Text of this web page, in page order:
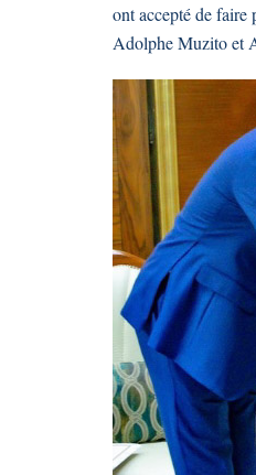
ont accepté de faire
Adolphe Muzito et